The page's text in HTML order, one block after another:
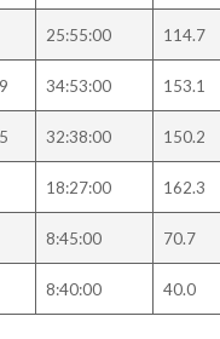
25:55:00 114.7
34:53:00 153.1
32:38:00 150.2
18:27:00 162.3
8:45:00 70.7
8:40:00 40.0